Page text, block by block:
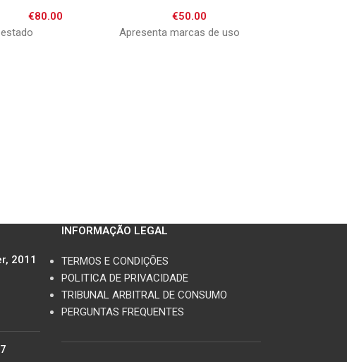
€80.00
€50.00
Apresenta marcas de uso
2011
INFORMAÇÃO LEGAL
TERMOS E CONDIÇÕES
POLITICA DE PRIVACIDADE
TRIBUNAL ARBITRAL DE CONSUMO
PERGUNTAS FREQUENTES